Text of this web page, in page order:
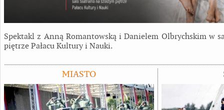
Spektakl z Anną Romantowską i Danielem Olbrychskim w
piętrze Pałacu Kultury i Nauki.
MIASTO